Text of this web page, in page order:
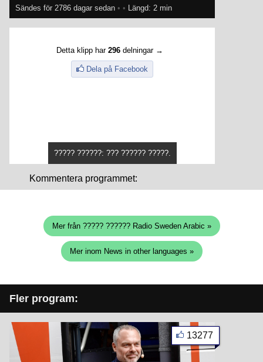
Sändes för 2786 dagar sedan • • Längd: 2 min
Detta klipp har 296 delningar →
Dela på Facebook
????? ??????: ??? ?????? ?????.
Kommentera programmet:
Mer från ????? ?????? Radio Sweden Arabic »
Mer inom News in other languages »
Fler program:
13277